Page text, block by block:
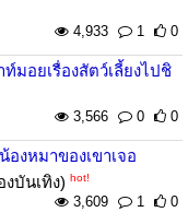
4,933 1 0
มอยเรื่องสัตว์เลี้ยงไปชิ
3,566 0 0
งหมาของเขาเจอ
งบันเทิง) hot!
3,609 1 0